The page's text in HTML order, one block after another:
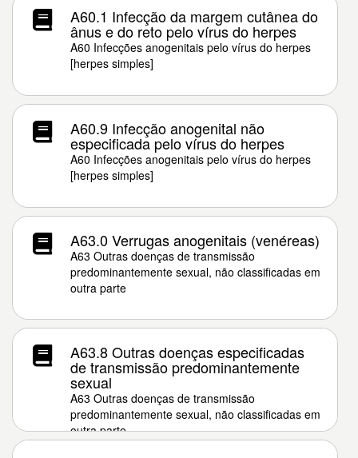
A60.1 Infecção da margem cutânea do
ânus e do reto pelo vírus do herpes
A60 Infecções anogenitais pelo vírus do herpes
[herpes simples]
A60.9 Infecção anogenital não
especificada pelo vírus do herpes
A60 Infecções anogenitais pelo vírus do herpes
[herpes simples]
A63.0 Verrugas anogenitais (venéreas)
A63 Outras doenças de transmissão
predominantemente sexual, não classificadas em
outra parte
A63.8 Outras doenças especificadas
de transmissão predominantemente
sexual
A63 Outras doenças de transmissão
predominantemente sexual, não classificadas em
outra parte